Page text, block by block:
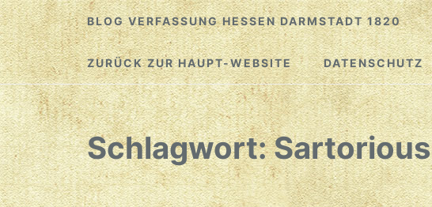
Zum
Inhalt
springen
BLOG VERFASSUNG HESSEN DARMSTADT 1820
ZURÜCK ZUR HAUPT-WEBSITE DATENSCHUTZ
Schlagwort:Sartorious